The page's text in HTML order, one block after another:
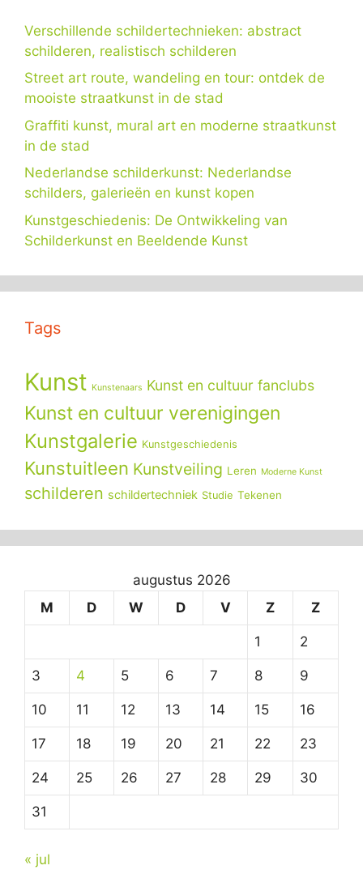
Verschillende schildertechnieken: abstract
schilderen, realistisch schilderen
Street art route, wandeling en tour: ontdek de
mooiste straatkunst in de stad
Graffiti kunst, mural art en moderne straatkunst
in de stad
Nederlandse schilderkunst: Nederlandse
schilders, galerieën en kunst kopen
Kunstgeschiedenis: De Ontwikkeling van
Schilderkunst en Beeldende Kunst
Tags
Kunst Kunstenaars Kunst en cultuur fanclubs
Kunst en cultuur verenigingen
Kunstgalerie Kunstgeschiedenis
Kunstuitleen Kunstveiling Leren Moderne Kunst
schilderen schildertechniek Studie Tekenen
augustus 2026
M
D W D V Z Z
1 2
3 4 5 6 7 8 9
10 11 12 13 14 15 16
17 18 19 20 21 22 23
24 25 26 27 28 29 30
31
« jul